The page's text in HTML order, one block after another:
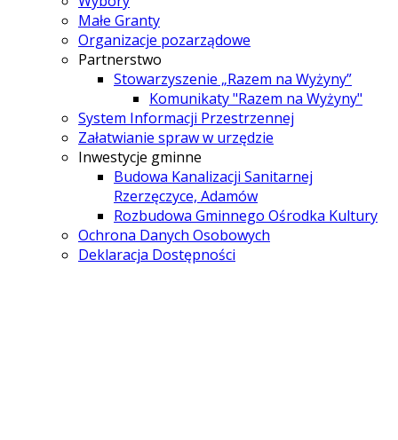
Małe Granty
Organizacje pozarządowe
Partnerstwo
Stowarzyszenie „Razem na Wyżyny”
Komunikaty "Razem na Wyżyny"
System Informacji Przestrzennej
Załatwianie spraw w urzędzie
Inwestycje gminne
Budowa Kanalizacji Sanitarnej
Rzerzęczyce, Adamów
Rozbudowa Gminnego Ośrodka Kultury
Ochrona Danych Osobowych
Deklaracja Dostępności